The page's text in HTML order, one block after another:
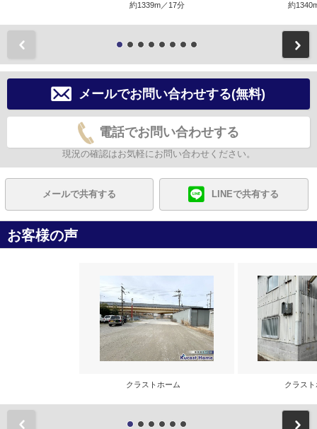
約1339m／17分 約
メールでお問い合わせする(無料)
電話でお問い合わせする
現況の確認はお気軽にお問い合わせください。
メールで共有する LINEで共有する
お客様の声
クラストホーム クラス